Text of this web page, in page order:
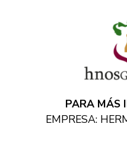
PARA MÁS
EMPRESA: